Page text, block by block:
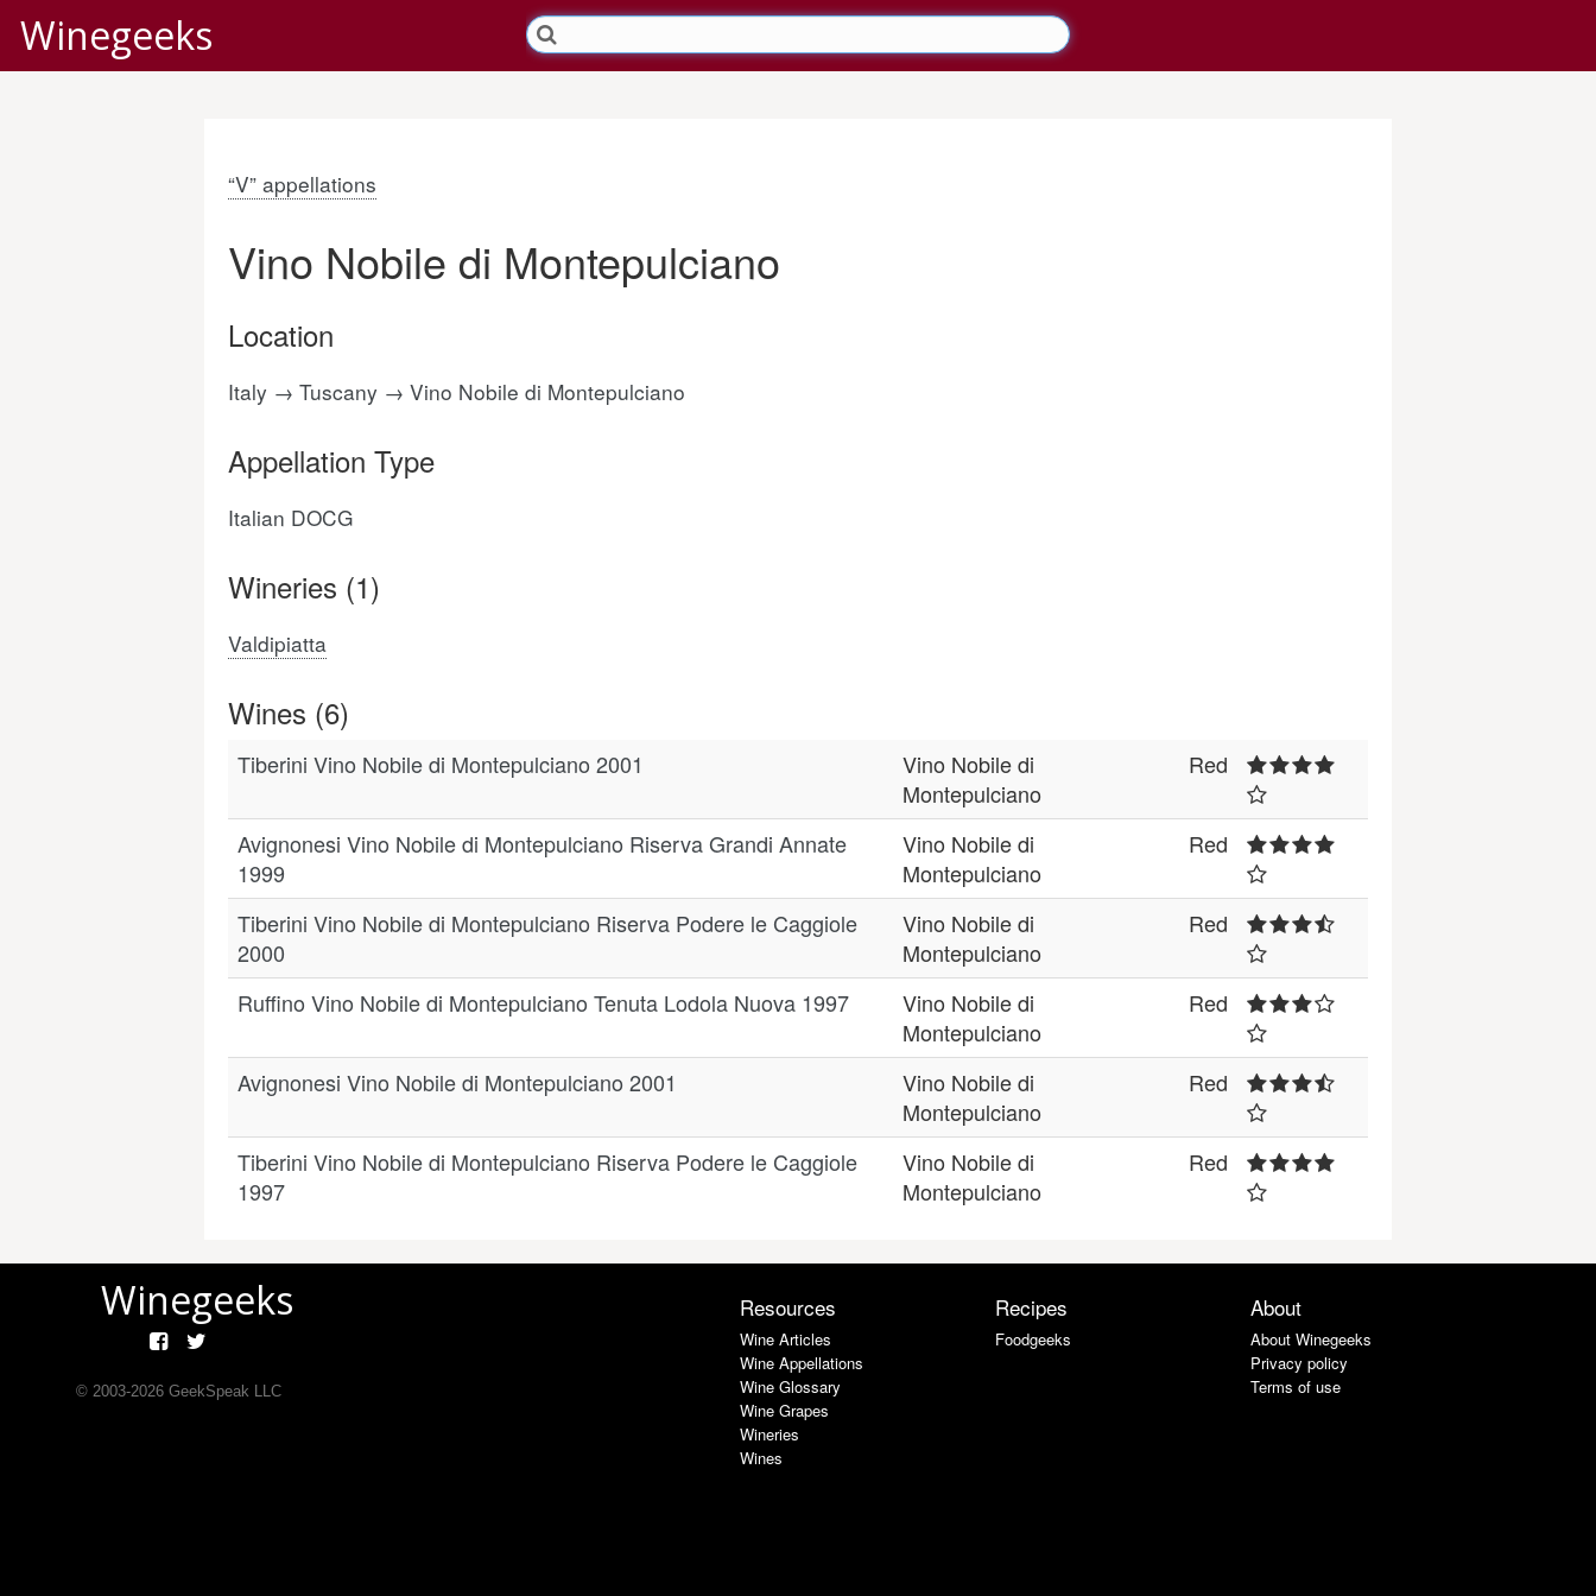
Winegeeks
“V” appellations
Vino Nobile di Montepulciano
Location
Italy → Tuscany → Vino Nobile di Montepulciano
Appellation Type
Italian DOCG
Wineries (1)
Valdipiatta
Wines (6)
Tiberini Vino Nobile di Montepulciano 2001
Vino Nobile di
Montepulciano
Red
Avignonesi Vino Nobile di Montepulciano Riserva Grandi Annate
1999
Vino Nobile di
Montepulciano
Red
Tiberini Vino Nobile di Montepulciano Riserva Podere le Caggiole
2000
Vino Nobile di
Montepulciano
Red
Ruffino Vino Nobile di Montepulciano Tenuta Lodola Nuova 1997
Vino Nobile di
Montepulciano
Red
Avignonesi Vino Nobile di Montepulciano 2001
Vino Nobile di
Montepulciano
Red
Tiberini Vino Nobile di Montepulciano Riserva Podere le Caggiole
1997
Vino Nobile di
Montepulciano
Red
Winegeeks
© 2003-2026GeekSpeak LLC
Resources
Wine Articles
Wine Appellations
Wine Glossary
Wine Grapes
Wineries
Wines
Recipes
Foodgeeks
About
About Winegeeks
Privacy policy
Terms of use